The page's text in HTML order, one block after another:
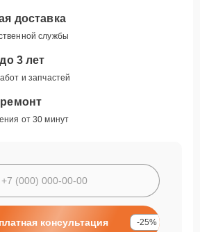
доставка
службы
3 лет
и запчастей
от 30 минут
консультация -25%